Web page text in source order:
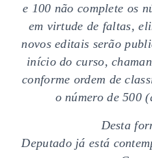
e 100 não complete os
em virtude de faltas,
novos editais serão
início do curso,
conforme ordem de
o número de 500
Desta forma,
Deputado já está